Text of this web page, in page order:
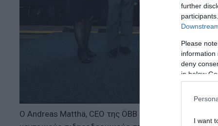
further
Please
information
deny
in below
I want
Ο Andreas Matthä, CEO της ÖBB (Αυστριακές